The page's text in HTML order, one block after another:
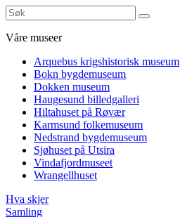
Våre museer
Arquebus krigshistorisk museum
Bokn bygdemuseum
Dokken museum
Haugesund billedgalleri
Hiltahuset på Røvær
Karmsund folkemuseum
Nedstrand bygdemuseum
Sjøhuset på Utsira
Vindafjordmuseet
Wrangellhuset
Hva skjer
Samling